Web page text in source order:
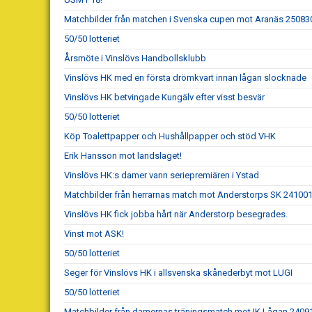
Matchbilder från matchen i Svenska cupen mot Aranäs
50/50 lotteriet
Årsmöte i Vinslövs Handbollsklubb
Vinslövs HK med en första drömkvart innan lågan slocknade
Vinslövs HK betvingade Kungälv efter visst besvär
50/50 lotteriet
Köp Toalettpapper och Hushållpapper och stöd VHK
Erik Hansson mot landslaget!
Vinslövs HK:s damer vann seriepremiären i Ystad
Matchbilder från herrarnas match mot Anderstorps SK 241001
Vinslövs HK fick jobba hårt när Anderstorp besegrades.
Vinst mot ASK!
50/50 lotteriet
Seger för Vinslövs HK i allsvenska skånederbyt mot LUGI
50/50 lotteriet